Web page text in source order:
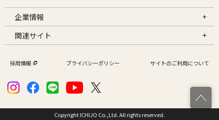
企業情報
関連サイト
採用情報 プライバシーポリシー サイトのご利用について
Copyright ICHIJO Co.,Ltd. All rights reserved.